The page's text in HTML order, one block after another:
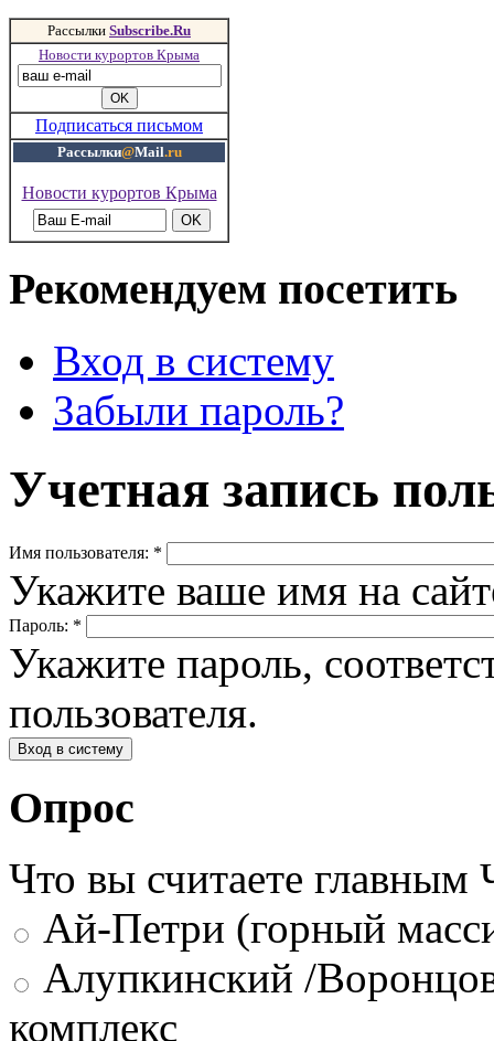
Рассылки Subscribe.Ru
Новости курортов Крыма
Подписаться письмом
Рассылки@Mail.ru
Новости курортов Крыма
Рекомендуем посетить
Вход в систему
Забыли пароль?
Учетная запись
Имя пользователя: *
Укажите ваше имя на
Пароль: *
Укажите пароль,
пользователя.
Опрос
Что вы считаете
Ай-Петри (горный
Алупкинский /
комплекс